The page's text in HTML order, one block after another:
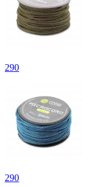
290
290